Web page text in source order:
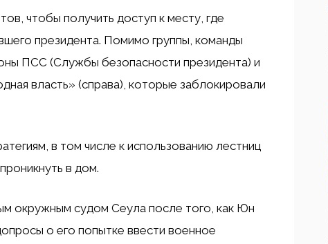
чтобы получить доступ к месту, где
президента. Помимо группы, команды
ПСС (Службы безопасности президента) и
власть» (справа), которые заблокировали
в том числе к использованию лестниц
в дом.
окружным судом Сеула после того, как Юн
о его попытке ввести военное